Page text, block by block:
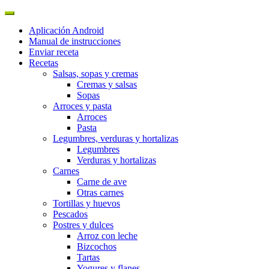
Aplicación Android
Manual de instrucciones
Enviar receta
Recetas
Salsas, sopas y cremas
Cremas y salsas
Sopas
Arroces y pasta
Arroces
Pasta
Legumbres, verduras y hortalizas
Legumbres
Verduras y hortalizas
Carnes
Carne de ave
Otras carnes
Tortillas y huevos
Pescados
Postres y dulces
Arroz con leche
Bizcochos
Tartas